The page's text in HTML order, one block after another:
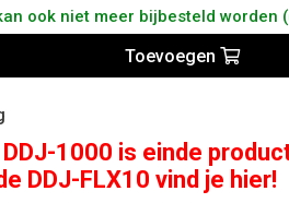
ook niet meer bijbesteld worden
Toevoegen
1000 is einde
DDJ-FLX10 vind je hier!